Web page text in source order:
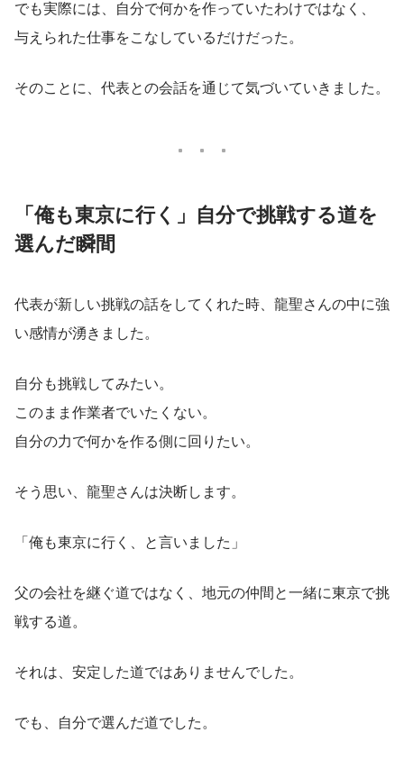
でも実際には、自分で何かを作っていたわけではなく、
与えられた仕事をこなしているだけだった。
そのことに、代表との会話を通じて気づいていきました。
「俺も東京に行く」自分で挑戦する道を
選んだ瞬間
代表が新しい挑戦の話をしてくれた時、龍聖さんの中に強
い感情が湧きました。
自分も挑戦してみたい。
このまま作業者でいたくない。
自分の力で何かを作る側に回りたい。
そう思い、龍聖さんは決断します。
「俺も東京に行く、と言いました」
父の会社を継ぐ道ではなく、地元の仲間と一緒に東京で挑
戦する道。
それは、安定した道ではありませんでした。
でも、自分で選んだ道でした。